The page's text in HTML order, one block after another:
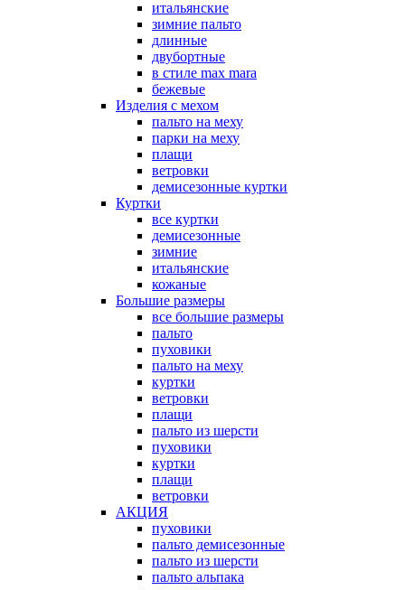
итальянские
зимние пальто
длинные
двубортные
в стиле max mara
бежевые
Изделия с мехом
пальто на меху
парки на меху
плащи
ветровки
демисезонные куртки
Куртки
все куртки
демисезонные
зимние
итальянские
кожаные
Большие размеры
все большие размеры
пальто
пуховики
пальто на меху
куртки
ветровки
плащи
пальто из шерсти
пуховики
куртки
плащи
ветровки
АКЦИЯ
пуховики
пальто демисезонные
пальто из шерсти
пальто альпака